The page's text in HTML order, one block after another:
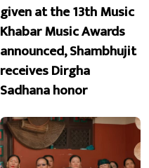
given at the 13th Music
Khabar Music Awards
announced, Shambhujit
receives Dirgha
Sadhana honor